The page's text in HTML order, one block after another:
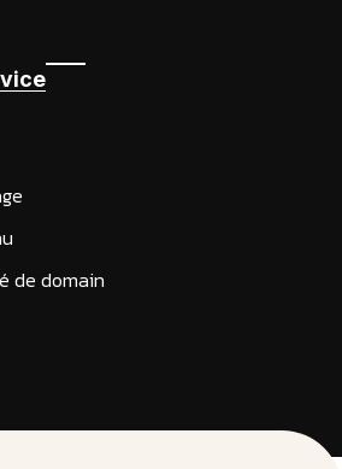
de domain